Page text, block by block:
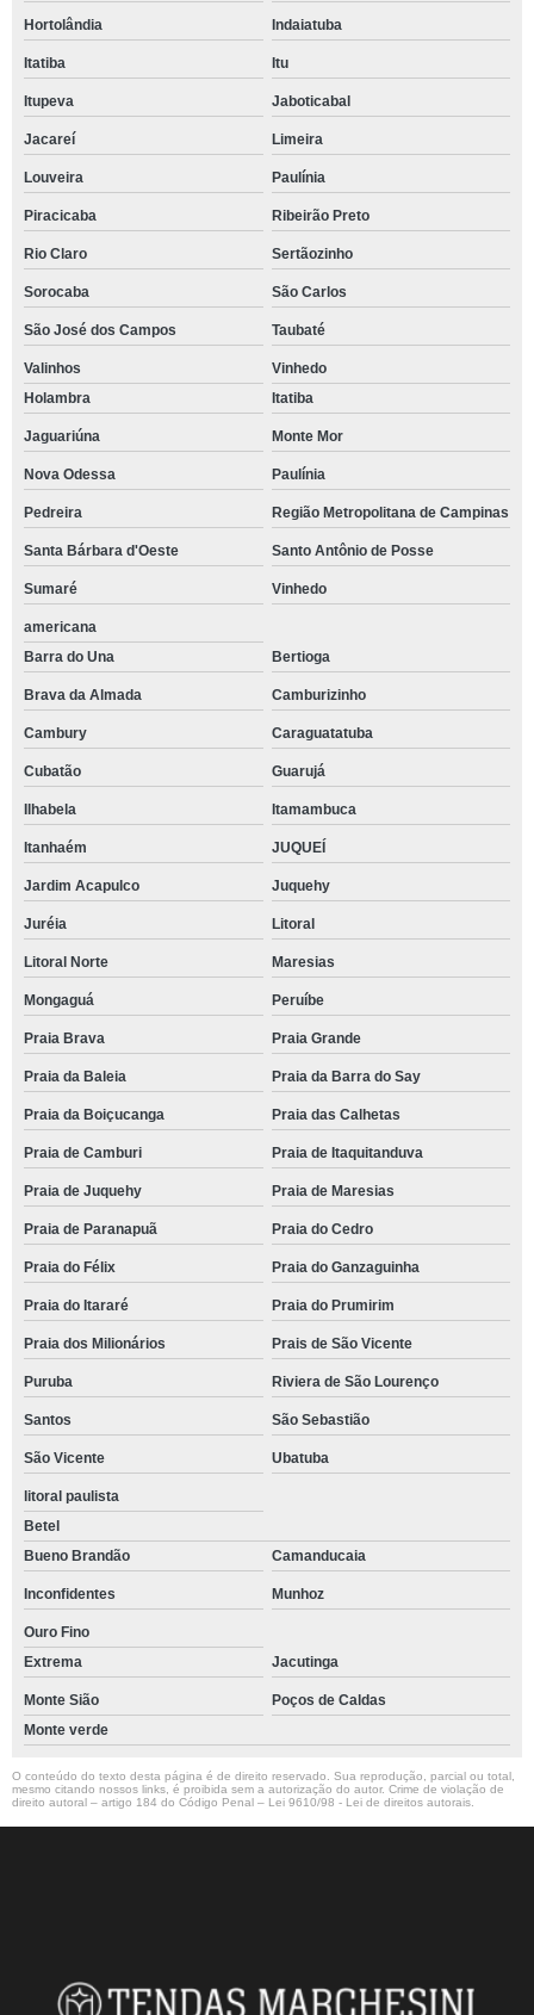
Hortolândia Indaiatuba
Itatiba Itu
Itupeva Jaboticabal
Jacareí Limeira
Louveira Paulínia
Piracicaba Ribeirão Preto
Rio Claro Sertãozinho
Sorocaba São Carlos
São José dos Campos Taubaté
Valinhos
Vinhedo
Holambra
Itatiba
Jaguariúna Monte Mor
Nova Odessa Paulínia
Pedreira Região Metropolitana de Campinas
Santa Bárbara d'Oeste Santo Antônio de Posse
Sumaré Vinhedo
americana
Barra do Una
Bertioga
Brava da Almada Camburizinho
Cambury Caraguatatuba
Cubatão Guarujá
Ilhabela Itamambuca
Itanhaém JUQUEÍ
Jardim Acapulco Juquehy
Juréia Litoral
Litoral Norte Maresias
Mongaguá Peruíbe
Praia Brava Praia Grande
Praia da Baleia Praia da Barra do Say
Praia da Boiçucanga Praia das Calhetas
Praia de Camburi Praia de Itaquitanduva
Praia de Juquehy Praia de Maresias
Praia de Paranapuã Praia do Cedro
Praia do Félix Praia do Ganzaguinha
Praia do Itararé Praia do Prumirim
Praia dos Milionários Prais de São Vicente
Puruba Riviera de São Lourenço
Santos São Sebastião
São Vicente Ubatuba
litoral paulista
Betel
Bueno Brandão
Camanducaia
Inconfidentes Munhoz
Ouro Fino
Extrema
Jacutinga
Monte Sião
Poços de Caldas
Monte verde
O conteúdo do texto desta página é de direito reservado. Sua reprodução, parcial ou total,
mesmo citando nossos links, é proibida sem a autorização do autor. Crime de violação de
direito autoral – artigo 184 do Código Penal – Lei 9610/98 - Lei de direitos autorais